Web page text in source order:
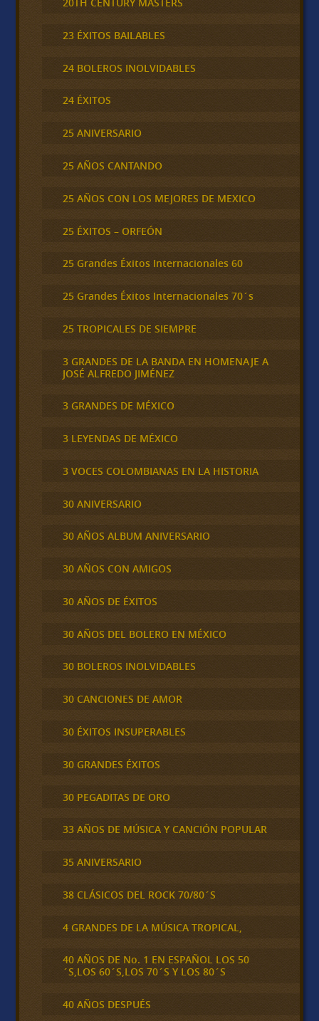
23 ÉXITOS BAILABLES
24 BOLEROS INOLVIDABLES
24 ÉXITOS
25 ANIVERSARIO
25 AÑOS CANTANDO
25 AÑOS CON LOS MEJORES DE MEXICO
25 ÉXITOS – ORFEÓN
25 Grandes Éxitos Internacionales 60
25 Grandes Éxitos Internacionales 70´s
25 TROPICALES DE SIEMPRE
3 GRANDES DE LA BANDA EN HOMENAJE A
JOSÉ ALFREDO JIMÉNEZ
3 GRANDES DE MÉXICO
3 LEYENDAS DE MÉXICO
3 VOCES COLOMBIANAS EN LA HISTORIA
30 ANIVERSARIO
30 AÑOS ALBUM ANIVERSARIO
30 AÑOS CON AMIGOS
30 AÑOS DE ÉXITOS
30 AÑOS DEL BOLERO EN MÉXICO
30 BOLEROS INOLVIDABLES
30 CANCIONES DE AMOR
30 ÉXITOS INSUPERABLES
30 GRANDES ÉXITOS
30 PEGADITAS DE ORO
33 AÑOS DE MÚSICA Y CANCIÓN POPULAR
35 ANIVERSARIO
38 CLÁSICOS DEL ROCK 70/80´S
4 GRANDES DE LA MÚSICA TROPICAL,
40 AÑOS DE No. 1 EN ESPAÑOL LOS 50
´S,LOS 60´S,LOS 70´S Y LOS 80´S
40 AÑOS DESPUÉS